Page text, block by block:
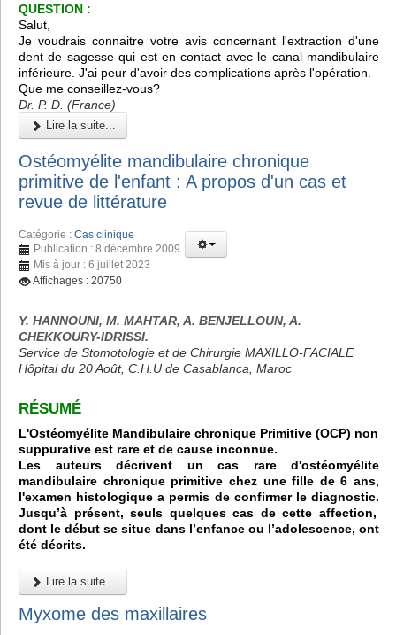
QUESTION :
Salut,
Je voudrais connaitre votre avis concernant l'extraction d'une
dent de sagesse qui est en contact avec le canal mandibulaire
inférieure. J'ai peur d'avoir des complications après l'opération.
Que me conseillez-vous?
Dr. P. D. (France)
Lire la suite...
Ostéomyélite mandibulaire chronique
primitive de l'enfant : A propos d'un cas et
revue de littérature
Catégorie : Cas clinique
Publication : 8 décembre 2009
Mis à jour : 6 juillet 2023
Affichages : 20750
Y. HANNOUNI, M. MAHTAR, A. BENJELLOUN, A.
CHEKKOURY-IDRISSI.
Service de Stomotologie et de Chirurgie MAXILLO-FACIALE
Hôpital du 20 Août, C.H.U de Casablanca, Maroc
RÉSUMÉ
L'Ostéomyélite Mandibulaire chronique Primitive (OCP) non
suppurative est rare et de cause inconnue.
Les auteurs décrivent un cas rare d'ostéomyélite
mandibulaire chronique primitive chez une fille de 6 ans,
l'examen histologique a permis de confirmer le diagnostic.
Jusqu’à présent, seuls quelques cas de cette affection,
dont le début se situe dans l’enfance ou l’adolescence, ont
été décrits.
Lire la suite...
Myxome des maxillaires